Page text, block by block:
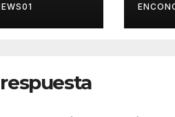
cívico,
y cultural
de